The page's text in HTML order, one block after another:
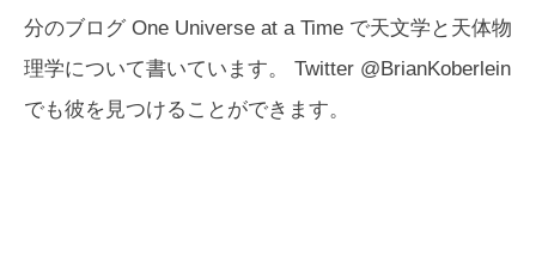
分のブログ One Universe at a Time で天文学と天体物
理学について書いています。 Twitter @BrianKoberlein
でも彼を見つけることができます。